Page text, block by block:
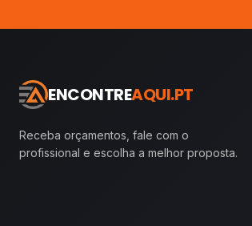
ENCONTREAQUI.PT
Receba orçamentos, fale com o
profissional e escolha a melhor proposta.